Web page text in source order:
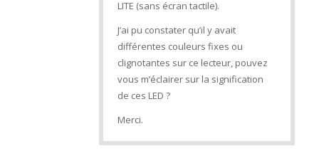
LITE (sans écran tactile).
J’ai pu constater qu’il y avait
différentes couleurs fixes ou
clignotantes sur ce lecteur, pouvez
vous m’éclairer sur la signification
de ces LED ?
Merci.